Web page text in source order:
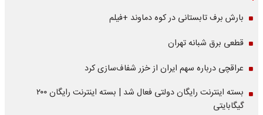
بارش برف تابستانی در کوه دماوند +فیلم
قطعی برق شبانه تهران
عراقچی درباره سهم ایران از خزر شفاف‌سازی کرد
بسته اینترنت رایگان دولتی فعال شد | بسته اینترنت رایگان ۲۰۰
گیگابایتی